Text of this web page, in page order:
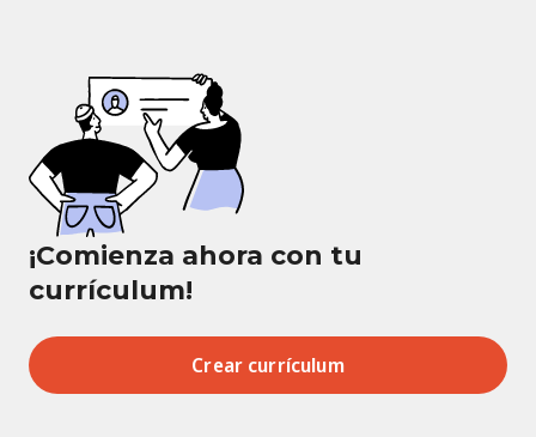
¡Comienza ahora con tu
currículum!
Crear currículum